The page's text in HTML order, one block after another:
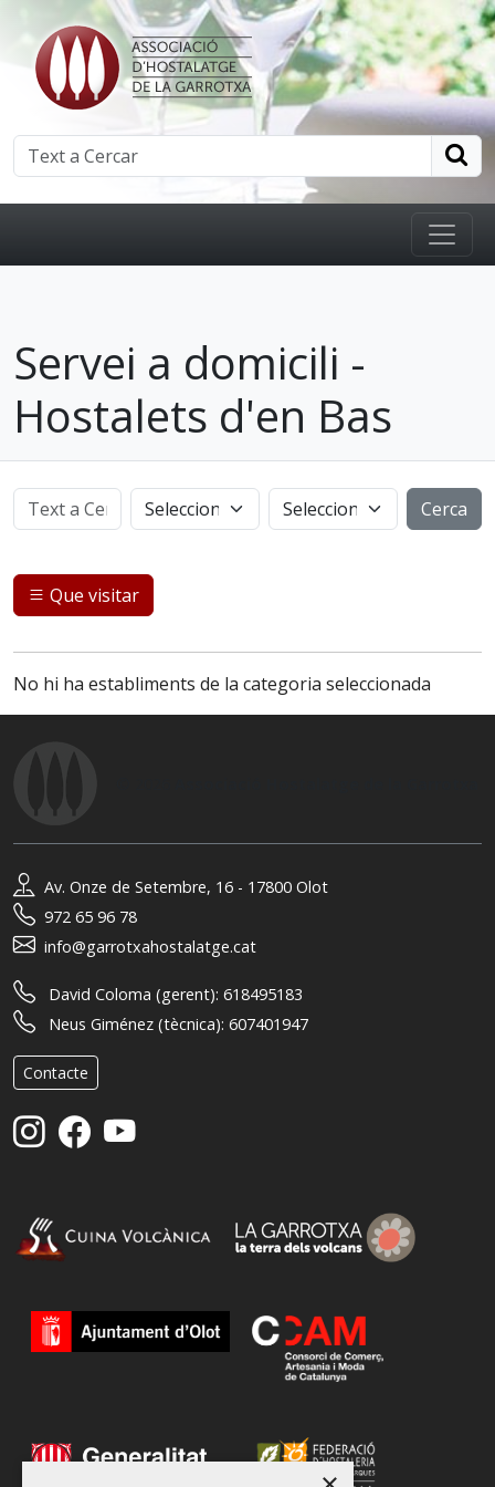
Servei a domicili -
Hostalets d'en Bas
Cerca
Que visitar
No hi ha establiments de la categoria seleccionada
Av. Onze de Setembre, 16 - 17800 Olot
972 65 96 78
info@garrotxahostalatge.cat
David Coloma (gerent): 618495183
Neus Giménez (tècnica): 607401947
Contacte